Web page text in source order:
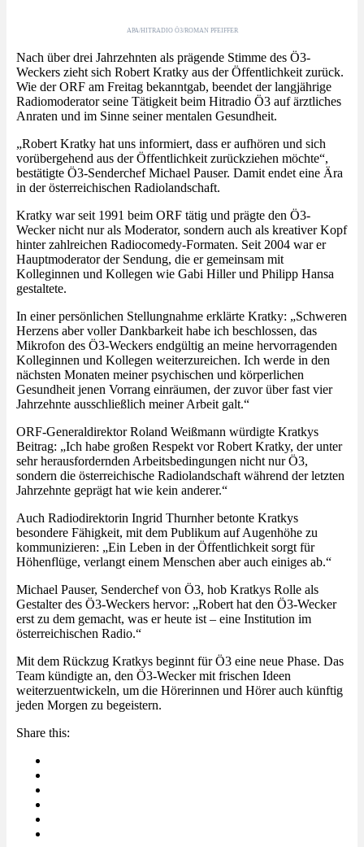
APA/HITRADIO Ö3/ROMAN PFEIFFER
Nach über drei Jahrzehnten als prägende Stimme des Ö3-
Weckers zieht sich Robert Kratky aus der Öffentlichkeit zurück.
Wie der ORF am Freitag bekanntgab, beendet der langjährige
Radiomoderator seine Tätigkeit beim Hitradio Ö3 auf ärztliches
Anraten und im Sinne seiner mentalen Gesundheit.
„Robert Kratky hat uns informiert, dass er aufhören und sich
vorübergehend aus der Öffentlichkeit zurückziehen möchte“,
bestätigte Ö3-Senderchef Michael Pauser. Damit endet eine Ära
in der österreichischen Radiolandschaft.
Kratky war seit 1991 beim ORF tätig und prägte den Ö3-
Wecker nicht nur als Moderator, sondern auch als kreativer Kopf
hinter zahlreichen Radiocomedy-Formaten. Seit 2004 war er
Hauptmoderator der Sendung, die er gemeinsam mit
Kolleginnen und Kollegen wie Gabi Hiller und Philipp Hansa
gestaltete.
In einer persönlichen Stellungnahme erklärte Kratky: „Schweren
Herzens aber voller Dankbarkeit habe ich beschlossen, das
Mikrofon des Ö3-Weckers endgültig an meine hervorragenden
Kolleginnen und Kollegen weiterzureichen. Ich werde in den
nächsten Monaten meiner psychischen und körperlichen
Gesundheit jenen Vorrang einräumen, der zuvor über fast vier
Jahrzehnte ausschließlich meiner Arbeit galt.“
ORF-Generaldirektor Roland Weißmann würdigte Kratkys
Beitrag: „Ich habe großen Respekt vor Robert Kratky, der unter
sehr herausfordernden Arbeitsbedingungen nicht nur Ö3,
sondern die österreichische Radiolandschaft während der letzten
Jahrzehnte geprägt hat wie kein anderer.“
Auch Radiodirektorin Ingrid Thurnher betonte Kratkys
besondere Fähigkeit, mit dem Publikum auf Augenhöhe zu
kommunizieren: „Ein Leben in der Öffentlichkeit sorgt für
Höhenflüge, verlangt einem Menschen aber auch einiges ab.“
Michael Pauser, Senderchef von Ö3, hob Kratkys Rolle als
Gestalter des Ö3-Weckers hervor: „Robert hat den Ö3-Wecker
erst zu dem gemacht, was er heute ist – eine Institution im
österreichischen Radio.“
Mit dem Rückzug Kratkys beginnt für Ö3 eine neue Phase. Das
Team kündigte an, den Ö3-Wecker mit frischen Ideen
weiterzuentwickeln, um die Hörerinnen und Hörer auch künftig
jeden Morgen zu begeistern.
Share this: